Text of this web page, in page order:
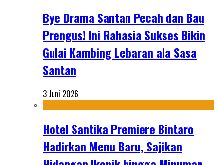
Bye Drama Santan Pecah dan Bau
Prengus! Ini Rahasia Sukses Bikin
Gulai Kambing Lebaran ala Sasa
Santan
3 Juni 2026
Hotel Santika Premiere Bintaro
Hadirkan Menu Baru, Sajikan